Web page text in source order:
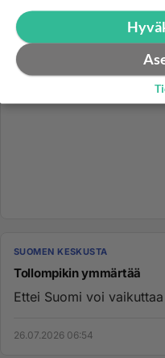
SUOMEN KESKUSTA
Tollompikin ymmärtää
Ettei Suomi voi
26.07.2026 06:54